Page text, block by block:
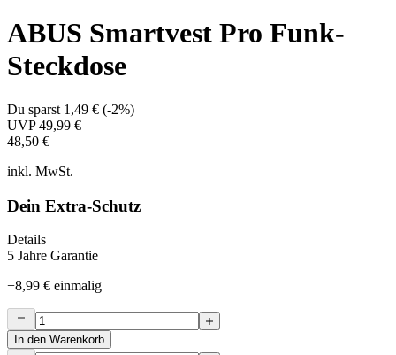
ABUS Smartvest Pro Funk-
Steckdose
Du sparst 1,49 € (-2%)
UVP49,99 €
48,50 €
inkl. MwSt.
Dein Extra-Schutz
Details
5 Jahre Garantie
+8,99 € einmalig
In den Warenkorb